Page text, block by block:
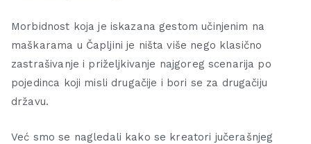
Morbidnost koja je iskazana gestom učinjenim na
maškarama u Čapljini je ništa više nego klasično
zastrašivanje i priželjkivanje najgoreg scenarija po
pojedinca koji misli drugačije i bori se za drugačiju
državu.
Već smo se nagledali kako se kreatori jučerašnjeg